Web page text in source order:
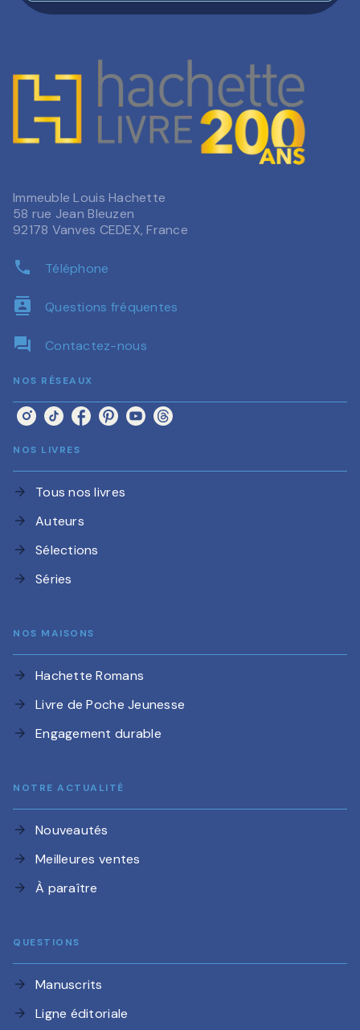
Immeuble Louis Hachette
58 rue Jean Bleuzen
92178 Vanves CEDEX, France
phone Téléphone
contacts Questions fréquentes
question_answer Contactez-nous
NOS RÉSEAUX
NOS LIVRES
arrow_forward Tous nos livres
arrow_forward Auteurs
arrow_forward Sélections
arrow_forward Séries
NOS MAISONS
arrow_forward Hachette Romans
arrow_forward Livre de Poche Jeunesse
arrow_forward Engagement durable
NOTRE ACTUALITÉ
arrow_forward Nouveautés
arrow_forward Meilleures ventes
arrow_forward À paraître
QUESTIONS
arrow_forward Manuscrits
arrow_forward Ligne éditoriale